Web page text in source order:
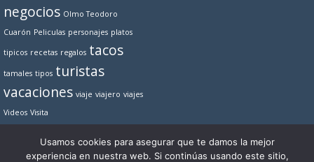
negocios Olmo Teodoro
Cuarón Peliculas personajes platos
tipicos recetas regalos tacos
tamales tipos turistas
vacaciones viaje viajero viajes
Videos Visita
Usamos cookies para asegurar que te damos la mejor
experiencia en nuestra web. Si continúas usando este sitio,